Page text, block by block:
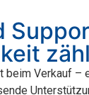
beim Verkauf –